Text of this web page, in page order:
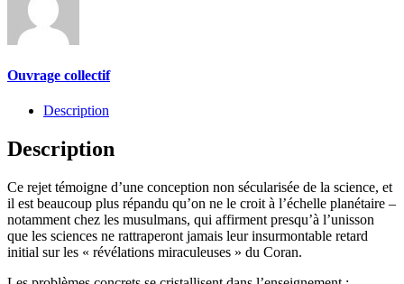
Ouvrage collectif
Description
Description
Ce rejet témoigne d’une conception non sécularisée de la science, et
il est beaucoup plus répandu qu’on ne le croit à l’échelle planétaire –
notamment chez les musulmans, qui affirment presqu’à l’unisson
que les sciences ne rattraperont jamais leur insurmontable retard
initial sur les « révélations miraculeuses » du Coran.